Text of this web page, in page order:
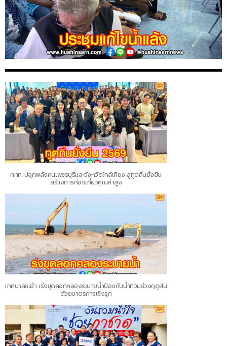
ททท. ปลุกพลังคนเพชรบุรีและจังหวัดใกล้เคียง สู่ทูตถิ่นยั่งยืน
สร้างการท่องเที่ยวคุณค่าสูง
เทศบาลชะอำ เร่งขุดลอกคลองระบายน้ำป้องกันน้ำท่วมช่วงฤดูฝน
ด้วยมาตรการเชิงรุก